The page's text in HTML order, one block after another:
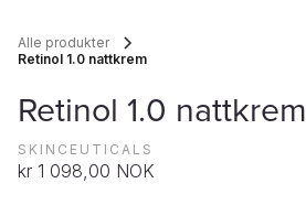
Alle produkter
Retinol 1.0 nattkrem
Retinol 1.0 nattkrem
SKINCEUTICALS
kr 1 098,00 NOK